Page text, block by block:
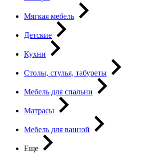
Мягкая мебель
Детские
Кухни
Столы, стулья, табуреты
Мебель для спальни
Матрасы
Мебель для ванной
Еще